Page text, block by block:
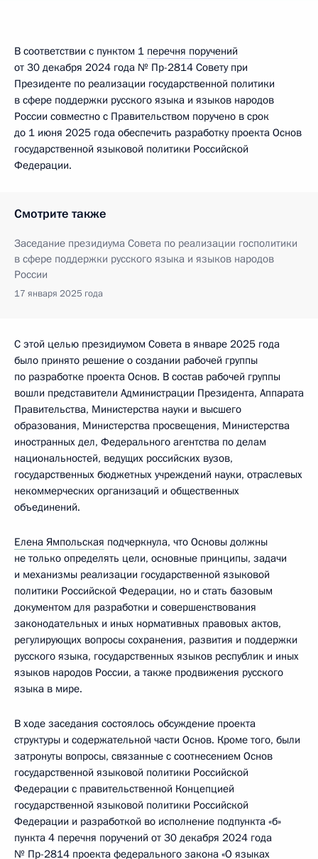
В соответствии с пунктом 1 перечня поручений
от 30 декабря 2024 года № Пр-2814 Совету при
Президенте по реализации государственной политики
в сфере поддержки русского языка и языков народов
России совместно с Правительством поручено в срок
до 1 июня 2025 года обеспечить разработку проекта Основ
государственной языковой политики Российской
Федерации.
Смотрите также
Заседание президиума Совета по реализации госполитики
в сфере поддержки русского языка и языков народов
России
17 января 2025 года
С этой целью президиумом Совета в январе 2025 года
было принято решение о создании рабочей группы
по разработке проекта Основ. В состав рабочей группы
вошли представители Администрации Президента, Аппарата
Правительства, Министерства науки и высшего
образования, Министерства просвещения, Министерства
иностранных дел, Федерального агентства по делам
национальностей, ведущих российских вузов,
государственных бюджетных учреждений науки, отраслевых
некоммерческих организаций и общественных
объединений.
Елена Ямпольская подчеркнула, что Основы должны
не только определять цели, основные принципы, задачи
и механизмы реализации государственной языковой
политики Российской Федерации, но и стать базовым
документом для разработки и совершенствования
законодательных и иных нормативных правовых актов,
регулирующих вопросы сохранения, развития и поддержки
русского языка, государственных языков республик и иных
языков народов России, а также продвижения русского
языка в мире.
В ходе заседания состоялось обсуждение проекта
структуры и содержательной части Основ. Кроме того, были
затронуты вопросы, связанные с соотнесением Основ
государственной языковой политики Российской
Федерации с правительственной Концепцией
государственной языковой политики Российской
Федерации и разработкой во исполнение подпункта «б»
пункта 4 перечня поручений от 30 декабря 2024 года
№ Пр-2814 проекта федерального закона «О языках